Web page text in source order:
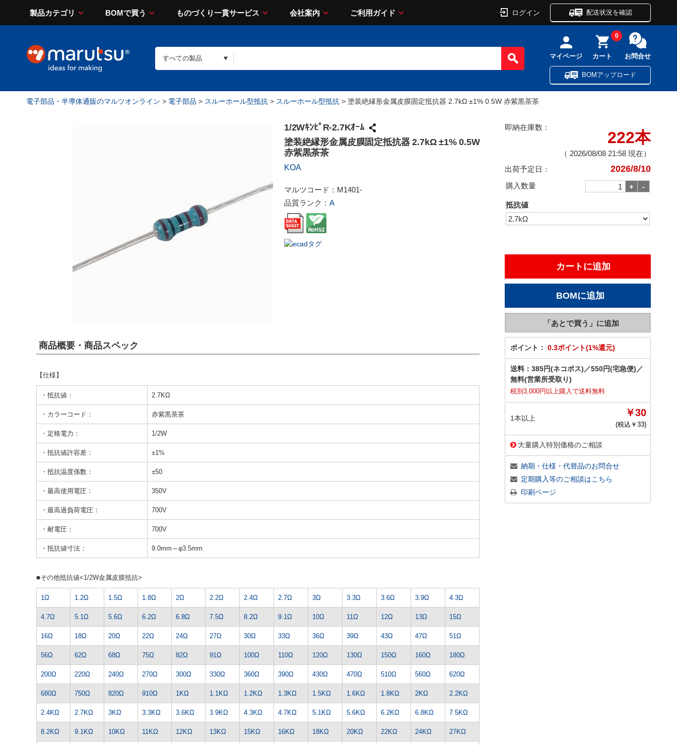
製品カテゴリ BOMで買う ものづくり一貫サービス 会社案内 ご利用ガイド ログイン 配送状況を確認
マイページ カート
0
お問合せ
BOMアップロード
電子部品・半導体通販のマルツオンライン > 電子部品 > スルーホール型抵抗 > スルーホール型抵抗 > 塗装絶縁形金属皮膜固定抵抗器 2.7kΩ ±1% 0.5W 赤紫黒茶茶
1/2WｷﾝﾋﾟR-2.7Kｵｰﾑ
塗装絶縁形金属皮膜固定抵抗器 2.7kΩ ±1% 0.5W
赤紫黒茶茶
KOA
マルツコード： M1401-
品質ランク： A
即納在庫数：
222本
（ 2026/08/08 21:58 現在）
出荷予定日：
2026/8/10
購入数量
抵抗値
ポイント： 0.3ポイント(1%還元)
送料： 385円(ネコポス) ／550円(宅急便) ／
無料(営業所受取り)
税別3,000円以上購入で送料無料
1本以上 ￥30
(税込￥ 33)
大量購入特別価格のご相談
納期・仕様・代替品のお問合せ
定期購入等のご相談はこちら
印刷ページ
商品概要・商品スペック
【仕様】
・抵抗値： 2.7KΩ
・カラーコード： 赤紫黒茶茶
・定格電力： 1/2W
・抵抗値許容差： ±1%
・抵抗温度係数： ±50
・最高使用電圧： 350V
・最高過負荷電圧： 700V
・耐電圧： 700V
・抵抗値寸法： 9.0mm～φ3.5mm
■その他抵抗値<1/2W金属皮膜抵抗>
1Ω 1.2Ω 1.5Ω 1.8Ω 2Ω 2.2Ω 2.4Ω 2.7Ω 3Ω 3.3Ω 3.6Ω 3.9Ω 4.3Ω
4.7Ω 5.1Ω 5.6Ω 6.2Ω 6.8Ω 7.5Ω 8.2Ω 9.1Ω 10Ω 11Ω 12Ω 13Ω 15Ω
16Ω 18Ω 20Ω 22Ω 24Ω 27Ω 30Ω 33Ω 36Ω 39Ω 43Ω 47Ω 51Ω
56Ω 62Ω 68Ω 75Ω 82Ω 91Ω 100Ω 110Ω 120Ω 130Ω 150Ω 160Ω 180Ω
200Ω 220Ω 240Ω 270Ω 300Ω 330Ω 360Ω 390Ω 430Ω 470Ω 510Ω 560Ω 620Ω
680Ω 750Ω 820Ω 910Ω 1KΩ 1.1KΩ 1.2KΩ 1.3KΩ 1.5KΩ 1.6KΩ 1.8KΩ 2KΩ 2.2KΩ
2.4KΩ 2.7KΩ 3KΩ 3.3KΩ 3.6KΩ 3.9KΩ 4.3KΩ 4.7KΩ 5.1KΩ 5.6KΩ 6.2KΩ 6.8KΩ 7.5KΩ
8.2KΩ 9.1KΩ 10KΩ 11KΩ 12KΩ 13KΩ 15KΩ 16KΩ 18KΩ 20KΩ 22KΩ 24KΩ 27KΩ